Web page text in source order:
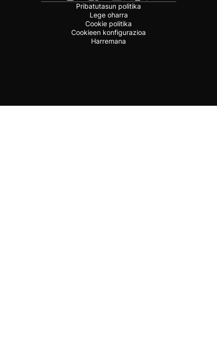
Pribatutasun politika
Lege oharra
Cookie politika
Cookieen konfigurazioa
Harremana